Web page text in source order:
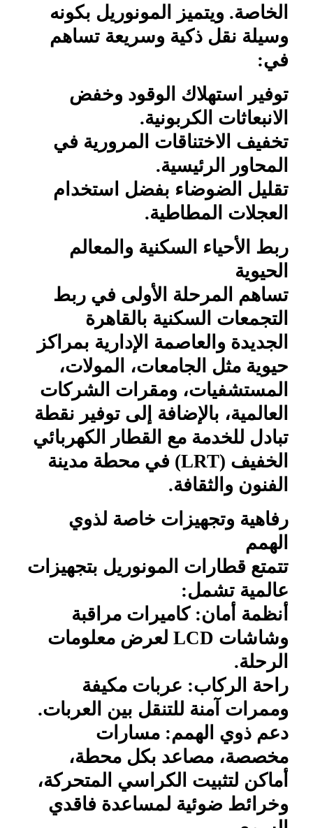
الخاصة. ويتميز المونوريل بكونه
وسيلة نقل ذكية وسريعة تساهم
في:
توفير استهلاك الوقود وخفض
الانبعاثات الكربونية.
تخفيف الاختناقات المرورية في
المحاور الرئيسية.
تقليل الضوضاء بفضل استخدام
العجلات المطاطية.
ربط الأحياء السكنية والمعالم
الحيوية
تساهم المرحلة الأولى في ربط
التجمعات السكنية بالقاهرة
الجديدة والعاصمة الإدارية بمراكز
حيوية مثل الجامعات، المولات،
المستشفيات، ومقرات الشركات
العالمية، بالإضافة إلى توفير نقطة
تبادل للخدمة مع القطار الكهربائي
الخفيف (LRT) في محطة مدينة
الفنون والثقافة.
رفاهية وتجهيزات خاصة لذوي
الهمم
تتمتع قطارات المونوريل بتجهيزات
عالمية تشمل:
أنظمة أمان: كاميرات مراقبة
وشاشات LCD لعرض معلومات
الرحلة.
راحة الركاب: عربات مكيفة
وممرات آمنة للتنقل بين العربات.
دعم ذوي الهمم: مسارات
مخصصة، مصاعد بكل محطة،
أماكن لتثبيت الكراسي المتحركة،
وخرائط ضوئية لمساعدة فاقدي